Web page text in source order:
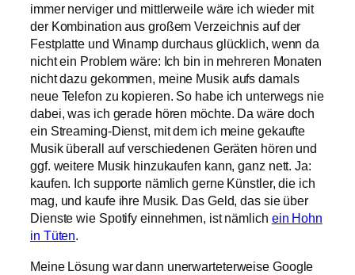
immer nerviger und mittlerweile wäre ich wieder mit
der Kombination aus großem Verzeichnis auf der
Festplatte und Winamp durchaus glücklich, wenn da
nicht ein Problem wäre: Ich bin in mehreren Monaten
nicht dazu gekommen, meine Musik aufs damals
neue Telefon zu kopieren. So habe ich unterwegs nie
dabei, was ich gerade hören möchte. Da wäre doch
ein Streaming-Dienst, mit dem ich meine gekaufte
Musik überall auf verschiedenen Geräten hören und
ggf. weitere Musik hinzukaufen kann, ganz nett. Ja:
kaufen. Ich supporte nämlich gerne Künstler, die ich
mag, und kaufe ihre Musik. Das Geld, das sie über
Dienste wie Spotify einnehmen, ist nämlich ein Hohn
in Tüten.
Meine Lösung war dann unerwarteterweise Google